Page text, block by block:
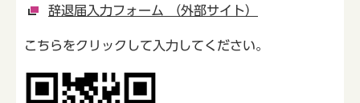
辞退届入力フォーム （外部サイト）
こちらをクリックして入力してください。